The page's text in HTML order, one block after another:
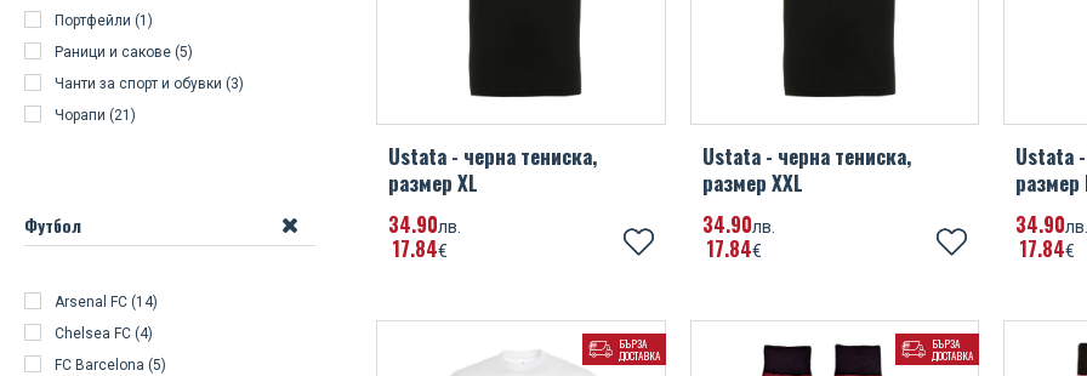
Ustata - черна тениска,
размер XL
34 90лв.
17 84€
Ustata - черна тениска,
размер XXL
3490лв.
1784€
Ustata
размер
34 90лв.
17 84€
БЪРЗА
ДОСТАВКА
БЪРЗА
ДОСТАВКА
Портфейли (1)
Раници и сакове (5)
Чанти за спорт и обувки (3)
Чорапи (21)
Футбол
Arsenal FC (14)
Chelsea FC (4)
FC Barcelona (5)